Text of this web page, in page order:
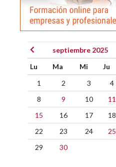
septiembre 2025
Lu
Ma Mi Ju
1
2 3 4
8
9 10 11
15
16 17 18
22
23 24 25
29
30